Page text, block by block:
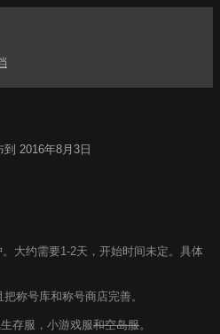
到 2016年8月3日
大约需要1-2天，开始时间未定。具体
称号库和称号商店完善。
存服，小游戏服和空岛服。